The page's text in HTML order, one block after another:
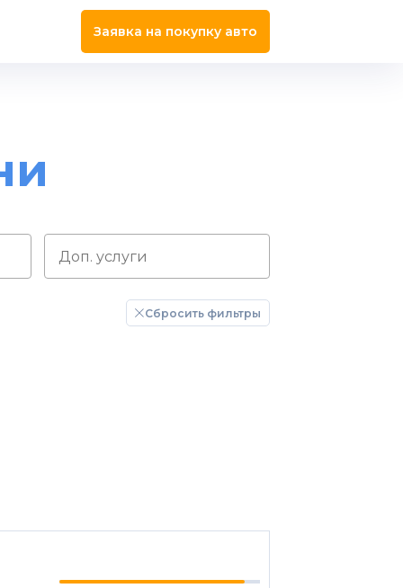
Заявка на покупку авто
Сбросить фильтры